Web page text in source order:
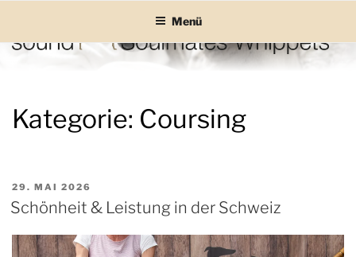
springen
SOUND SOULMATES
sound Soulmates – Whippets fürs Leben! Bilder, Geschichten und
Menü
Kategorie: Coursing
VERÖFFENTLICHT
AM
29. MAI 2026
Schönheit & Leistung in der Schweiz